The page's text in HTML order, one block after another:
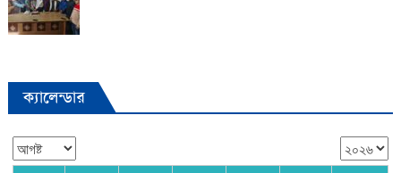
ক্যালেন্ডার